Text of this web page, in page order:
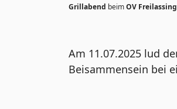
Grillabend beimOV Freilassing
Am 11.07.2025 lud
Beisammensein bei